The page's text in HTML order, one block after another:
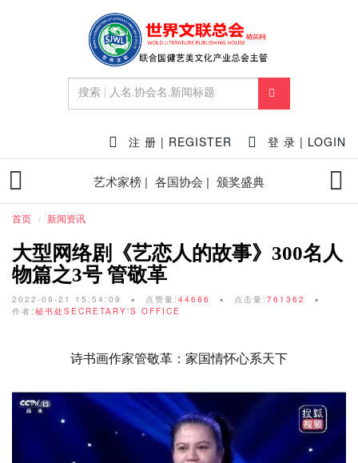
注 册 | REGISTER 登 录 | LOGIN
艺术家榜 | 各国协会 | 颁奖盛典
首页 新闻资讯
大型网络剧《艺恋人的故事》300名人
物篇之3号 管敬革
2022-09-21 15:54:09 点赞量: 44686 点击量: 761362
作者: 秘书处SECRETARY'S OFFICE
诗书画作家管敬革：家国情怀心系天下